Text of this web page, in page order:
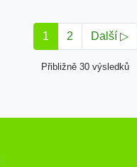
1 2 Další ▷
Přibližně 30 výsledků